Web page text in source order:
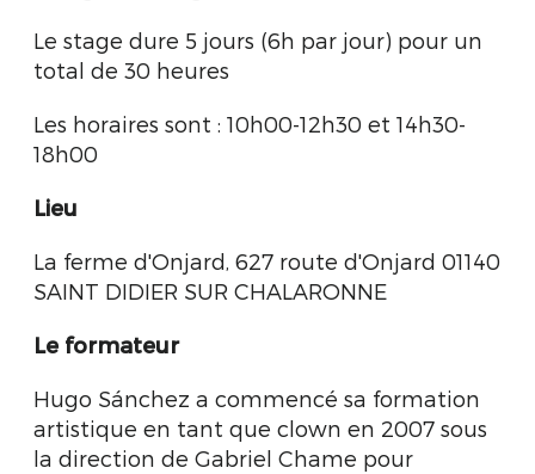
Le stage dure 5 jours (6h par jour) pour un
total de 30 heures
Les horaires sont : 10h00-12h30 et 14h30-
18h00
Lieu
La ferme d'Onjard, 627 route d'Onjard 01140
SAINT DIDIER SUR CHALARONNE
Le formateur
Hugo Sánchez a commencé sa formation
artistique en tant que clown en 2007 sous
la direction de Gabriel Chame pour